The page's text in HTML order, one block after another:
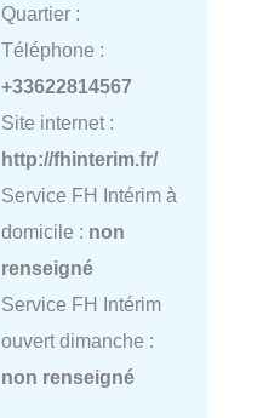
Quartier :
Téléphone :
+33622814567
Site internet :
http://fhinterim.fr/
Service FH Intérim à
domicile : non
renseigné
Service FH Intérim
ouvert dimanche :
non renseigné